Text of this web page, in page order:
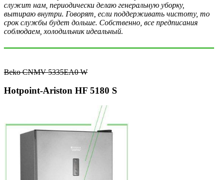
служит нам, периодически делаю генеральную уборку,
вытираю внутри. Говорят, если поддерживать чистоту, то
срок службы будет дольше. Собственно, все предписания
соблюдаем, холодильник идеальный.
Beko CNMV 5335EA0 W
Hotpoint-Ariston HF 5180 S